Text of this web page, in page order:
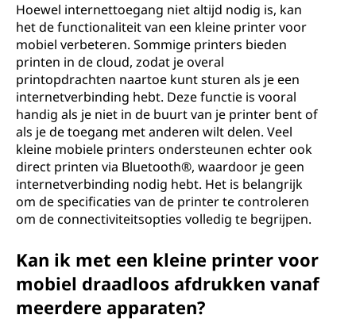
Hoewel internettoegang niet altijd nodig is, kan
het de functionaliteit van een kleine printer voor
mobiel verbeteren. Sommige printers bieden
printen in de cloud, zodat je overal
printopdrachten naartoe kunt sturen als je een
internetverbinding hebt. Deze functie is vooral
handig als je niet in de buurt van je printer bent of
als je de toegang met anderen wilt delen. Veel
kleine mobiele printers ondersteunen echter ook
direct printen via Bluetooth®, waardoor je geen
internetverbinding nodig hebt. Het is belangrijk
om de specificaties van de printer te controleren
om de connectiviteitsopties volledig te begrijpen.
Kan ik met een kleine printer voor
mobiel draadloos afdrukken vanaf
meerdere apparaten?